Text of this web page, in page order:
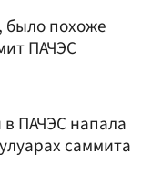
было похоже
ПАЧЭС
в ПАЧЭС напала
саммита